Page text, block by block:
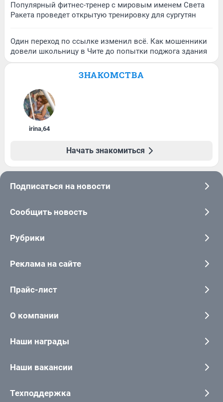
Популярный фитнес-тренер с мировым именем Света
Ракета проведет открытую тренировку для сургутян
Один переход по ссылке изменил всё. Как мошенники
довели школьницу в Чите до попытки поджога здания
ЗНАКОМСТВА
irina,64
Начать знакомиться
Подписаться на новости
Сообщить новость
Рубрики
Реклама на сайте
Прайс-лист
О компании
Наши награды
Наши вакансии
Техподдержка